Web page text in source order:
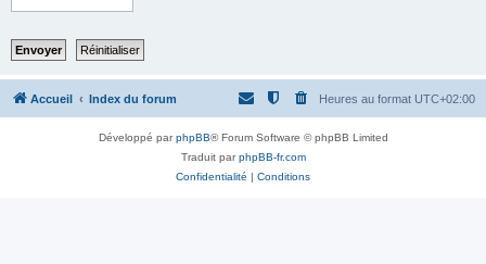
Accueil Index du forum Heures au format UTC+02:00
Développé parphpBB® Forum Software © phpBB Limited
Traduit parphpBB-fr.com
Confidentialité | Conditions